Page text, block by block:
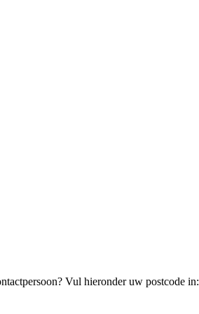
Vul hieronder uw postcode in: